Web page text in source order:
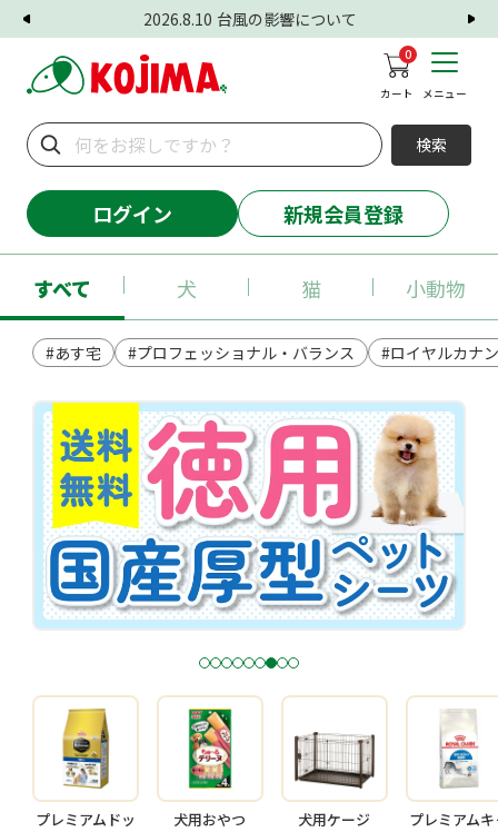
2026.8.10 台風の影響について
0
カート メニュー
検索
ログイン 新規会員登録
すべて 犬 猫 小動物
#あす宅 #プロフェッショナル・バランス #ロイヤルカナン
123456789
プレミアムドッ
犬用おやつ 犬用ケージ
プレミアム